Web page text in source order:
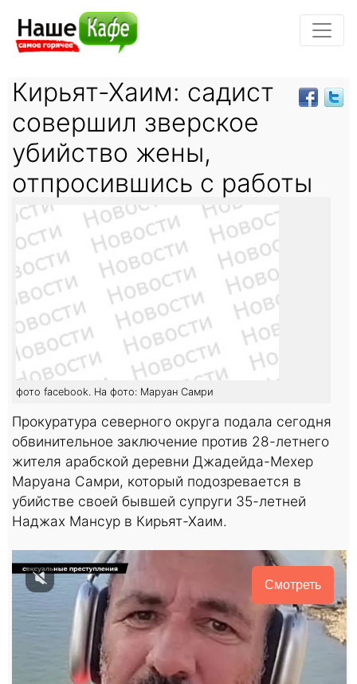
Кирьят-Хаим: садист
совершил зверское
убийство жены,
отпросившись с работы
фото facebook. На фото: Маруан Самри
Прокуратура северного округа подала сегодня
обвинительное заключение против 28-летнего
жителя арабской деревни Джадейда-Мехер
Маруана Самри, который подозревается в
убийстве своей бывшей супруги 35-летней
Наджах Мансур в Кирьят-Хаим.
Смотреть